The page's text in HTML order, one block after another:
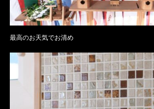
最高のお天気でお清め